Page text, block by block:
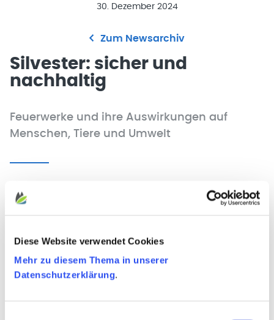
Diese Website verwendet Cookies
Mehr zu diesem Thema in unserer
Datenschutzerklärung.
30. Dezember 2024
Zum Newsarchiv
Silvester: sicher und
nachhaltig
Feuerwerke und ihre Auswirkungen auf
Menschen, Tiere und Umwelt
steht vor der Tür. Feuerwerke geben den Startschuss
Wussten Sie, das Feuerwerke bei Tieren einen großen
Stress verursachen? Die Tiere versuchen zu